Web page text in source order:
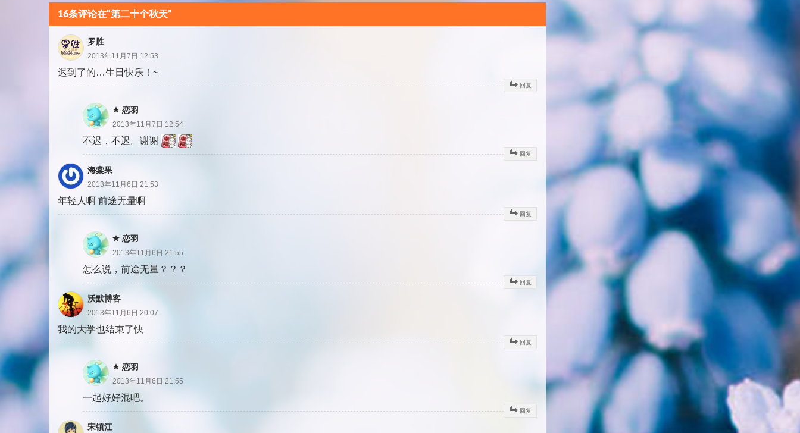
16条评论在“第二十个秋天”
罗胜
2013年11月7日 12:53
迟到了的…生日快乐！~
回复
恋羽
2013年11月7日 12:54
不迟，不迟。谢谢
回复
海棠果
2013年11月6日 21:53
年轻人啊 前途无量啊
回复
恋羽
2013年11月6日 21:55
怎么说，前途无量？？？
回复
沃默博客
2013年11月6日 20:07
我的大学也结束了快
回复
恋羽
2013年11月6日 21:55
一起好好混吧。
回复
宋镇江